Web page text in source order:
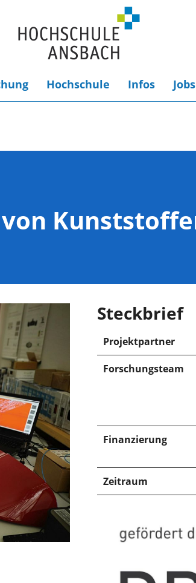
Hochschule Infos Jobs
Steckbrief
Projektpartner
Forschungsteam
Finanzierung
Zeitraum